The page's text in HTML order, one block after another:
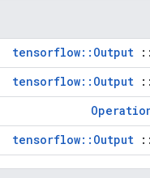
::
tensorflow::Output
::
tensorflow::Output
::
tensorflow::Output